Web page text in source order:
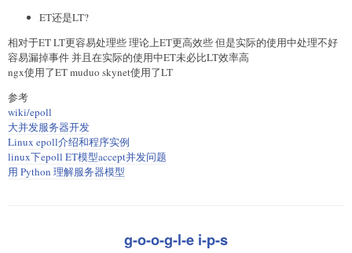
ET还是LT?
相对于ET LT更容易处理些 理论上ET更高效些 但是实际的使用中处理不好
容易漏掉事件 并且在实际的使用中ET未必比LT效率高
ngx使用了ET muduo skynet使用了LT
参考
wiki/epoll
大并发服务器开发
Linux epoll介绍和程序实例
linux下epoll ET模型accept并发问题
用 Python 理解服务器模型
g-o-o-g-l-e i-p-s